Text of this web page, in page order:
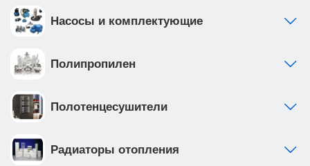
Насосы и комплектующие
Полипропилен
Полотенцесушители
Радиаторы отопления